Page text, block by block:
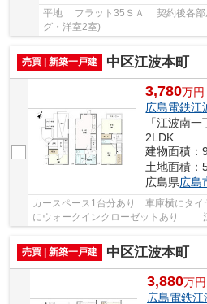
平地 フラット35ＳＡ 契約後各部
グ・洋室2室)
売買 | 新築一戸建 中区江波本町
3,780万円
広島電鉄江
2LDK
建物面積：
土地面積：
広島県広島
カースペース1台分あり 車庫横にタ
にウォークインクローゼットあり
売買 | 新築一戸建
中区江波本町
3,880万円
広島電鉄江